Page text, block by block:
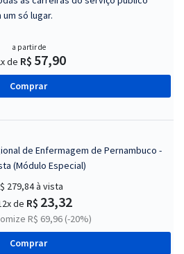
um só lugar.
a partir de
de R$ 57,90
Comprar
de Enfermagem de Pernambuco -
(Módulo Especial)
279,84à vista
de R$ 23,32
R$ 69,96 (-20%)
Comprar